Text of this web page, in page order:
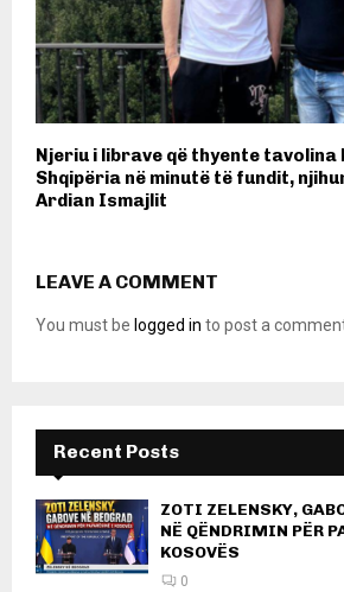
Njeriu i librave që thyente
Shqipëria në minutë të fundit,
Ardian Ismajlit
LEAVE A COMMENT
You must be logged in to post a
Recent Posts
ZOTI ZELENSKY,
NË QËNDRIMIN PËR
KOSOVËS
0